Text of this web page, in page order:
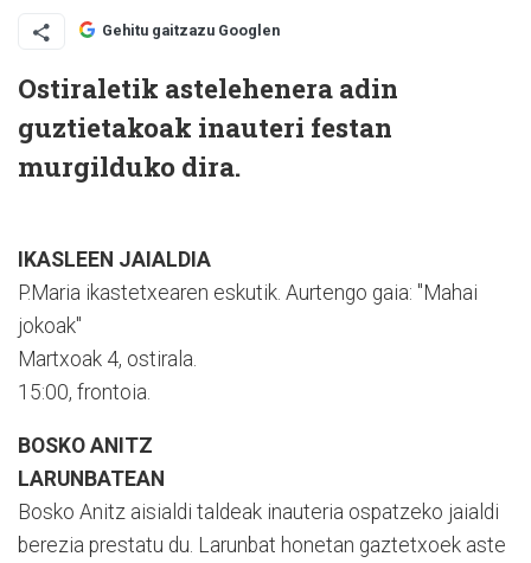
Gehitu gaitzazu Googlen
Ostiraletik astelehenera adin
guztietakoak inauteri festan
murgilduko dira.
IKASLEEN JAIALDIA
P.Maria ikastetxearen eskutik. Aurtengo gaia: "Mahai
jokoak"
Martxoak 4, ostirala.
15:00, frontoia.
BOSKO ANITZ
LARUNBATEAN
Bosko Anitz aisialdi taldeak inauteria ospatzeko jaialdi
berezia prestatu du. Larunbat honetan gaztetxoek aste